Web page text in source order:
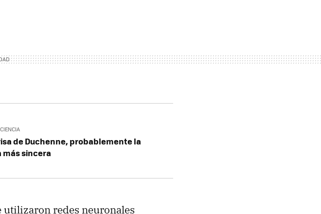
de Duchenne, probablemente la
más sincera
utilizaron redes neuronales